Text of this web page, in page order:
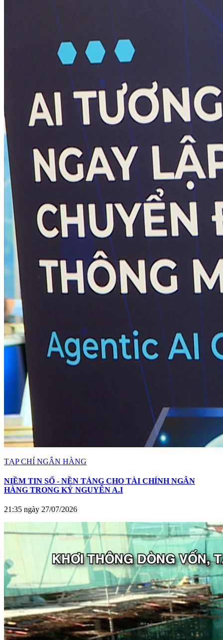
TẠP CHÍ NGÂN HÀNG
NIỀM TIN SỐ - NỀN TẢNG CHO TÀI CHÍNH NGÂN
HÀNG TRONG KỶ NGUYÊN A.I
21:35 ngày 27/07/2026